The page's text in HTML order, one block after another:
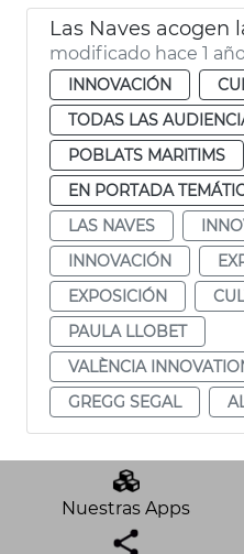
modificado hace 1
INNOVACIÓN
TODAS LAS
POBLATS MARITIMS
EN PORTADA
LAS NAVES
INNOVACIÓN
EXPOSICIÓN
PAULA LLOBET
VALÈNCIA
GREGG SEGAL
Nuestras Apps